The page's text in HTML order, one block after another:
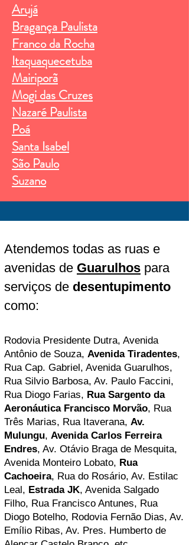
Arujá
Bragança Paulista
Franco da Rocha
Itaquaquecetuba
Mairiporã
Mogi das Cruzes
Nazaré Paulista
Poá
Santa Isabel
São Paulo
Suzano
Atendemos todas as ruas e
avenidas de Guarulhos para
serviços de desentupimento
como:
Rodovia Presidente Dutra, Avenida
Antônio de Souza, Avenida Tiradentes,
Rua Cap. Gabriel, Avenida Guarulhos,
Rua Silvio Barbosa, Av. Paulo Faccini,
Rua Diogo Farias, Rua Sargento da
Aeronáutica Francisco Morvão, Rua
Três Marias, Rua Itaverana, Av.
Mulungu, Avenida Carlos Ferreira
Endres, Av. Otávio Braga de Mesquita,
Avenida Monteiro Lobato, Rua
Cachoeira, Rua do Rosário, Av. Estilac
Leal, Estrada JK, Avenida Salgado
Filho, Rua Francisco Antunes, Rua
Diogo Botelho, Rodovia Fernão Dias, Av.
Emílio Ribas, Av. Pres. Humberto de